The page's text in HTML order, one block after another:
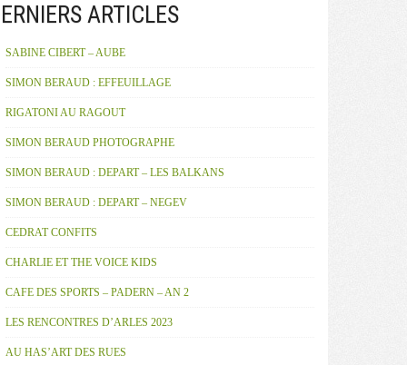
ARTICLES
SABINE CIBERT – AUBE
SIMON BERAUD : EFFEUILLAGE
RIGATONI AU RAGOUT
SIMON BERAUD PHOTOGRAPHE
SIMON BERAUD : DEPART – LES BALKANS
SIMON BERAUD : DEPART – NEGEV
CEDRAT CONFITS
CHARLIE ET THE VOICE KIDS
CAFE DES SPORTS – PADERN – AN 2
LES RENCONTRES D’ARLES 2023
AU HAS’ART DES RUES